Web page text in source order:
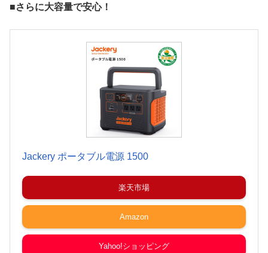
■さらに大容量で安心！
Jackery ポータブル電源 1500
楽天市場
Amazon
Yahoo!ショッピング